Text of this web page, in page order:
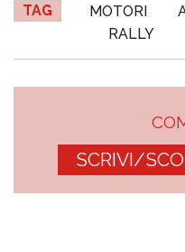
TAG MOTORI
RALLY
SCRIVI/